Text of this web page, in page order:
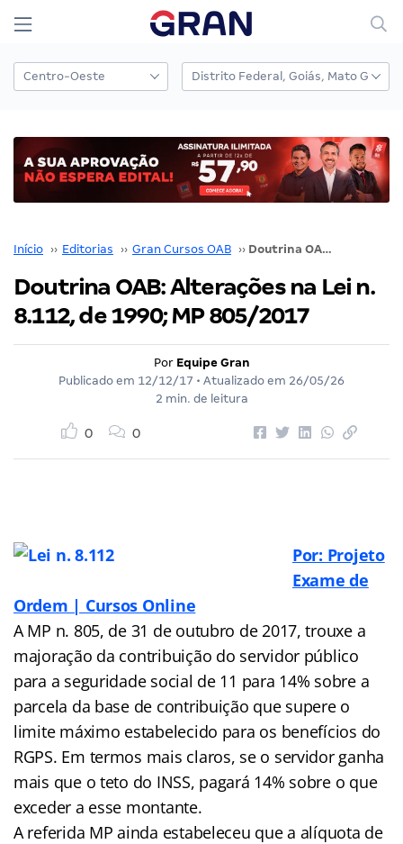
Início ›› Editorias ›› Gran Cursos OAB ›› Doutrina OAB: Alterações na Lei n. 8.112, de 1990; MP 805/2017
Doutrina OAB: Alterações na Lei n.
8.112, de 1990; MP 805/2017
Por Equipe Gran
Publicado em 12/12/17 • Atualizado em 26/05/26
2 min. de leitura
0 0
Por: Projeto
Exame de
Ordem | Cursos Online
A MP n. 805, de 31 de outubro de 2017, trouxe a
majoração da contribuição do servidor público
para a seguridade social de 11 para 14% sobre a
parcela da base de contribuição que supere o
limite máximo estabelecido para os benefícios do
RGPS. Em termos mais claros, se o servidor ganha
mais que o teto do INSS, pagará 14% sobre o que
exceder a esse montante.
A referida MP ainda estabeleceu que a alíquota de